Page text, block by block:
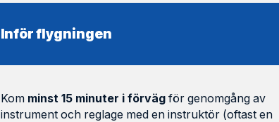
Inför flygningen
Kom minst 15 minuter i förvägför genomgång av
instrument och reglage med en instruktör (oftast en